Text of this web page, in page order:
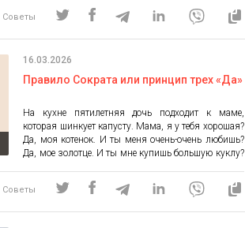
стремятся лучше разбираться в
кибербезопасности, растёт: с 39% в 2025 году до
Советы
16.03.2026
Правило Сократа или принцип трех «Да»
На кухне пятилетняя дочь подходит к маме,
которая шинкует капусту. Мама, я у тебя хорошая?
Да, моя котенок. И ты меня очень-очень любишь?
Да, мое золотце. И ты мне купишь большую куклу?
девочка ничего не знает о древнегреческом
философе и не понимает в психологии, но
Советы